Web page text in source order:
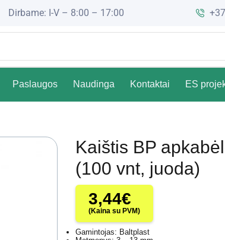
Dirbame: I-V – 8:00 – 17:00
Paslaugos Naudinga Kontaktai ES
Kaištis BP
(100 vnt, juoda)
3,44€
(Kaina su PVM)
Gamintojas: Baltplast